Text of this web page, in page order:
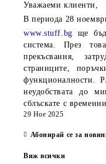
Уважаеми клиенти,
В периода 28
www.stuff.bg ще
система. През
прекъсвания,
страниците,
функционалности.
неудобствата до
сблъскате с
29 Ное 2025
Абонирай се за
Виж всички